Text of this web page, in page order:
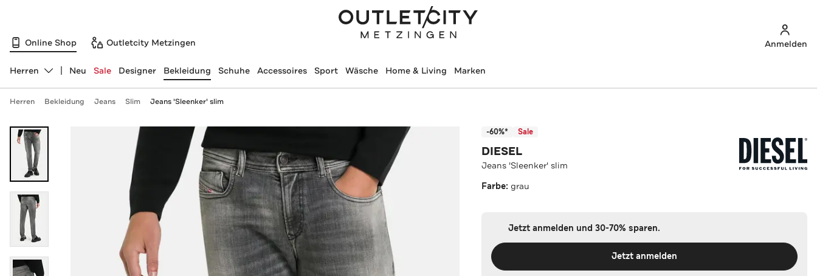
Online Shop Outletcity Metzingen Anmelden
Abteilung ändern, ausgewählt:
Herren Neu Sale Designer Bekleidung Schuhe Accessoires Sport Wäsche Home & Living Marken
Herren Bekleidung Jeans Slim Jeans 'Sleenker' slim
-60%* Sale
DIESEL
Jeans 'Sleenker' slim
Farbe:grau
Jetzt anmelden und 30-70% sparen.
Jetzt anmelden